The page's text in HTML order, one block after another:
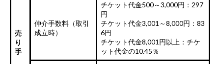
売
り
手
仲介手数料（取引
成立時）
チケット代金500～3,000円：297
円
チケット代金3,001～8,000円：83
6円
チケット代金8,001円以上：チケ
ット代金の10.45％